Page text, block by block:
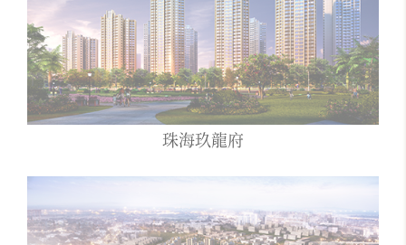
珠海玖龍府